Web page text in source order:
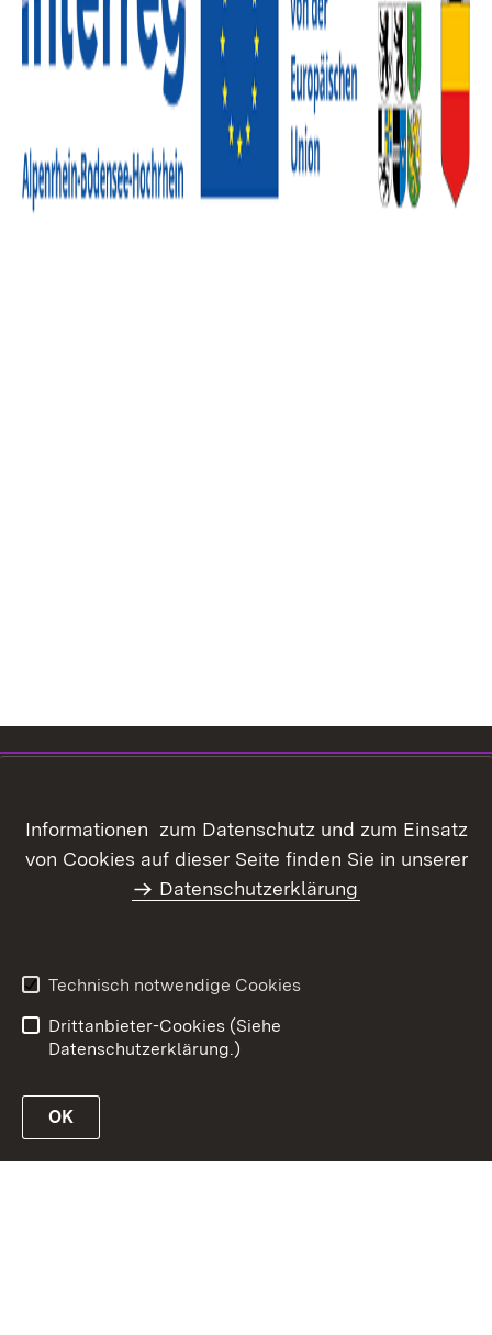
zur Website des MLR Baden-Württemberg
Barrierefreiheit
Informationen zum Datenschutz und zum Einsatz
von Cookies auf dieser Seite finden Sie in unserer
Datenschutzerklärung
Technisch notwendige Cookies
Drittanbieter-Cookies (Siehe
Datenschutzerklärung.)
OK